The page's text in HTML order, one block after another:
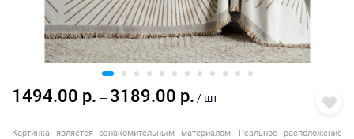
1494.00 р. — 3189.00 р. / шт
Картинка является ознакомительным материалом. Реальное расположение